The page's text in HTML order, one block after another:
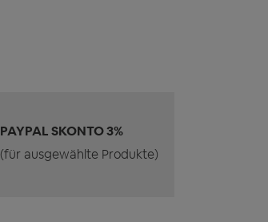
PAYPAL SKONTO 3%
(für ausgewählte Produkte)